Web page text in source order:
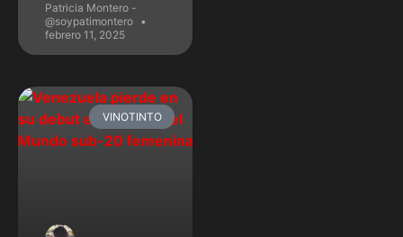
Patricia Montero -
@soypatimontero
febrero 11, 2025
VINOTINTO